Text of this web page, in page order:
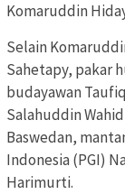
Komaruddin
Selain
Sahetapy, pakar
budayawan
Salahuddin
Baswedan,
Indonesia (PGI)
Harimurti.